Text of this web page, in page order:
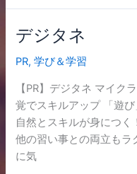
デジタネ
PR,学び＆学習
【PR】デジタネ マイク
覚でスキルアップ 「遊
自然とスキルが身につく
他の習い事との両立もラ
に気
デ
タ
ネ